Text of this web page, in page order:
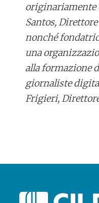
originariamente
Santos,
nonché
una
alla formazione
giornaliste
Frigieri,
POST